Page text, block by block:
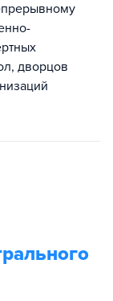
дворцов